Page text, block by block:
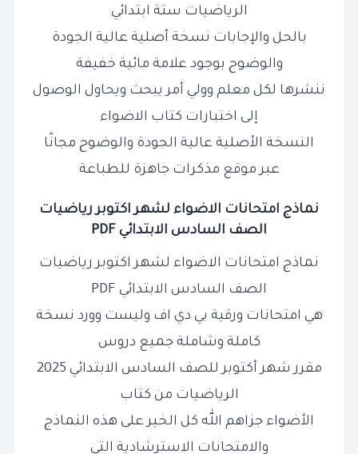
الرياضيات ستة ابتدائي
بالحل والإجابات نسخة أصلية عالية الجودة
والوضوح بوجود علامة مائية خفيفة
ننشرها لكل معلم وولي أمر يبحث ويحاول الوصول
إلى اختبارات كتاب الاضواء
النسخة الأصلية عالية الجودة والوضوح مجانًا
عبر موقع مذكرات جاهزة للطباعة
نماذج امتحانات الاضواء لشهر اكتوبررياضيات
الصف السادس الابتدائي PDF
نماذج امتحانات الاضواء لشهر اكتوبر رياضيات
الصف السادس الابتدائي PDF
هي امتحانات ورقية بي دي اف وليست وورد نسخة
كاملة وشاملة جميع دروس
مقرر شهر أكتوبر للصف السادس الابتدائي 2025
الرياضيات من كتاب
الأضواء جزاهم الله كل الخير على هذه النماذج
والامتحانات الاسترشادية التي